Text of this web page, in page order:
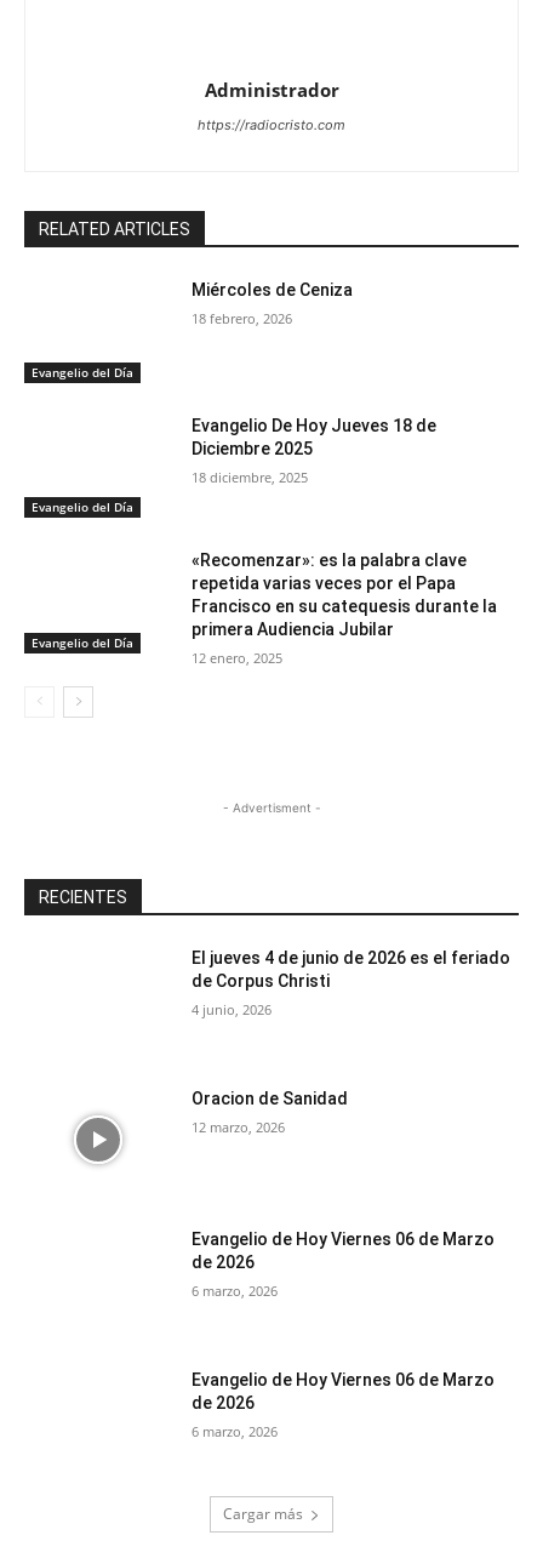
Administrador
https://radiocristo.com
RELATED ARTICLES
Evangelio del Día
Miércoles de Ceniza
18 febrero, 2026
Evangelio del Día
Evangelio De Hoy Jueves 18 de
Diciembre 2025
18 diciembre, 2025
Evangelio del Día
«Recomenzar»: es la palabra clave
repetida varias veces por el Papa
Francisco en su catequesis durante la
primera Audiencia Jubilar
12 enero, 2025
- Advertisment -
RECIENTES
El jueves 4 de junio de 2026 es el feriado
de Corpus Christi
4 junio, 2026
Oracion de Sanidad
12 marzo, 2026
Evangelio de Hoy Viernes 06 de Marzo
de 2026
6 marzo, 2026
Evangelio de Hoy Viernes 06 de Marzo
de 2026
6 marzo, 2026
Cargar más